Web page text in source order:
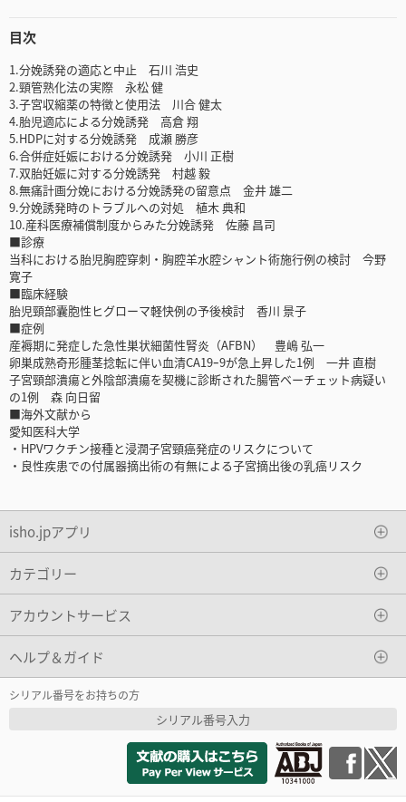
目次
1.分娩誘発の適応と中止 石川 浩史
2.頸管熟化法の実際 永松 健
3.子宮収縮薬の特徴と使用法 川合 健太
4.胎児適応による分娩誘発 高倉 翔
5.HDPに対する分娩誘発 成瀬 勝彦
6.合併症妊娠における分娩誘発 小川 正樹
7.双胎妊娠に対する分娩誘発 村越 毅
8.無痛計画分娩における分娩誘発の留意点 金井 雄二
9.分娩誘発時のトラブルへの対処 植木 典和
10.産科医療補償制度からみた分娩誘発 佐藤 昌司
■診療
当科における胎児胸腔穿刺・胸腔羊水腔シャント術施行例の検討 今野
寛子
■臨床経験
胎児頸部囊胞性ヒグローマ軽快例の予後検討 香川 景子
■症例
産褥期に発症した急性巣状細菌性腎炎（AFBN） 豊嶋 弘一
卵巣成熟奇形腫茎捻転に伴い血清CA19ｰ9が急上昇した1例 一井 直樹
子宮頸部潰瘍と外陰部潰瘍を契機に診断された腸管ベーチェット病疑い
の1例 森 向日留
■海外文献から
愛知医科大学
・HPVワクチン接種と浸潤子宮頸癌発症のリスクについて
・良性疾患での付属器摘出術の有無による子宮摘出後の乳癌リスク
isho.jpアプリ
カテゴリー
アカウントサービス
ヘルプ＆ガイド
シリアル番号をお持ちの方
シリアル番号入力